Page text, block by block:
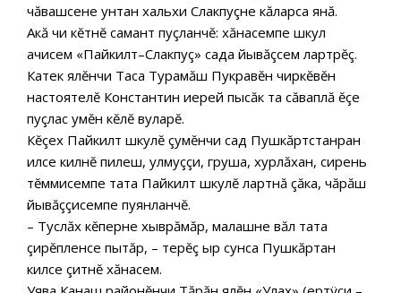
чăвашсене унтан хальхи Слакпуçне кăларса янă.
Акă чи кĕтнĕ самант пуçланчĕ: хăнасемпе шкул
ачисем «Пайкилт–Слакпуç» сада йывăçсем лартрĕç.
Катек ялĕнчи Таса Турамăш Пукравĕн чиркĕвĕн
настоятелĕ Константин иерей пысăк та сăваплă ĕçе
пуçлас умĕн кĕлĕ вуларĕ.
Кĕçех Пайкилт шкулĕ çумĕнчи сад Пушкăртстанран
илсе килнĕ пилеш, улмуççи, груша, хурлăхан, сирень
тĕммисемпе тата Пайкилт шкулĕ лартнă çăка, чăрăш
йывăççисемпе пуянланчĕ.
– Туслăх кĕперне хыврăмăр, малашне вăл тата
çирĕпленсе пытăр, – терĕç ыр сунса Пушкăртан
килсе çитнĕ хăнасем.